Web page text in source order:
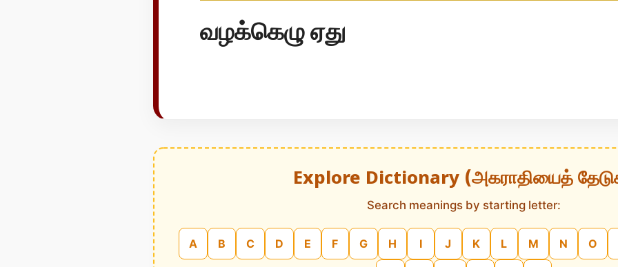
வழக்கெழு ஏது
Explore Dictionary (அகராதியைத்
Search meanings by starting letter:
A B C D E F G H I J K L M N O